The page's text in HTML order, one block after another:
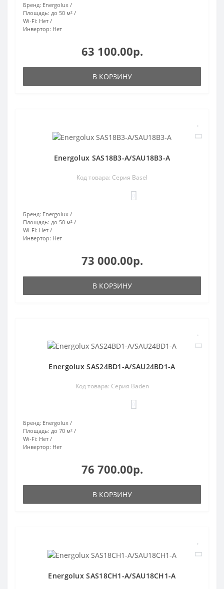
Бренд: Energolux
Площадь: до 50 м²
Wi-Fi: Нет
Инвертор: Нет
63 100.00р.
В КОРЗИНУ
Energolux SAS18B3-A/SAU18B3-A
Код товара: Серия Basel
Бренд: Energolux
Площадь: до 50 м²
Wi-Fi: Нет
Инвертор: Нет
73 000.00р.
В КОРЗИНУ
Energolux SAS24BD1-A/SAU24BD1-A
Код товара: Серия Baden
Бренд: Energolux
Площадь: до 70 м²
Wi-Fi: Нет
Инвертор: Нет
76 700.00р.
В КОРЗИНУ
Energolux SAS18CH1-A/SAU18CH1-A